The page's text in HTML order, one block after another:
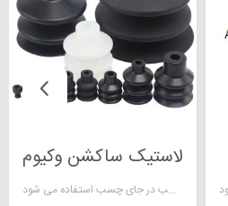
لاستیک ساکشن وکیوم
مکنده های لاستیکی که برای مدت کوتاهی به عنوان چسب در جای چسب استفاده می شود.